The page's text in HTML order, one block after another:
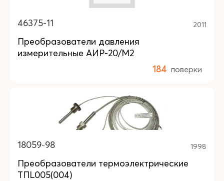
46375-11 2011
Преобразователи давления
измерительные АИР-20/М2
184 поверки
18059-98 1998
Преобразователи термоэлектрические
ТПL005(004)